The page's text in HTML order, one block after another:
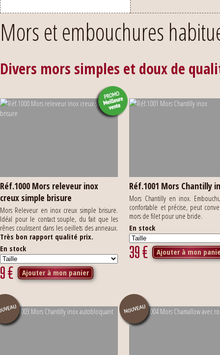
Mors et embouchures
Divers mors simples et doux de
Réf.1000 Mors releveur inox
creux simple brisure
Mors Releveur en inox creux simple brisure.
Idéal pour le contact souple, du fait que les
rênes coulissent dans les oeillets des anneaux.
Très bon rapport qualité prix.
En stock
9€ Ajouter à mon panier
Réf.1001 Mors Chantilly
Mors Chantilly en inox.
confortable et précise, peut
mors de filet pour une bride.
En stock
39€ Ajouter à mon